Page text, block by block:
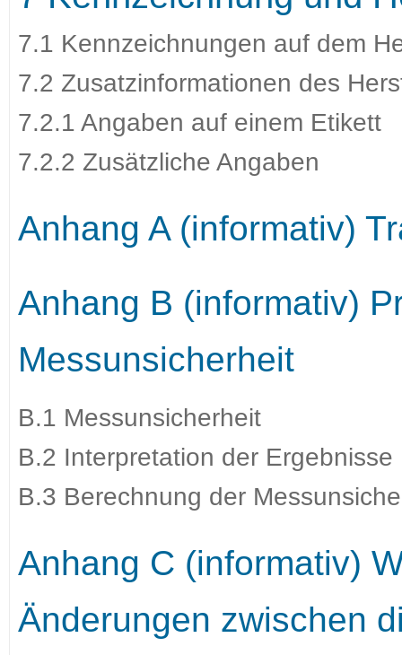
7.1 Kennzeichnungen auf dem
7.2 Zusatzinformationen des
7.2.1 Angaben auf einem Etikett
7.2.2 Zusätzliche Angaben
Anhang A (informativ)
Anhang B (informativ)
Messunsicherheit
B.1 Messunsicherheit
B.2 Interpretation der Ergebnisse
B.3 Berechnung der
Anhang C (informativ)
Änderungen zwischen